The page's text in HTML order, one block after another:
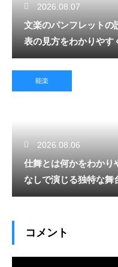
2026.08.07
文楽のパンフレットの
表の見方をわかりやす
能楽
2026.08.06
仕舞とは何かをわかり
なしで演じる独特な舞
コメント